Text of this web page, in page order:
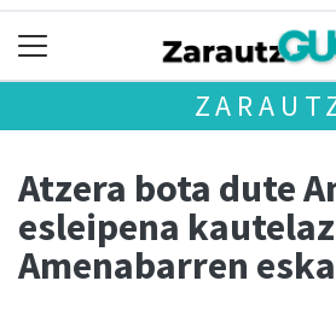
Atzera bota dute
esleipena
Amenabarren